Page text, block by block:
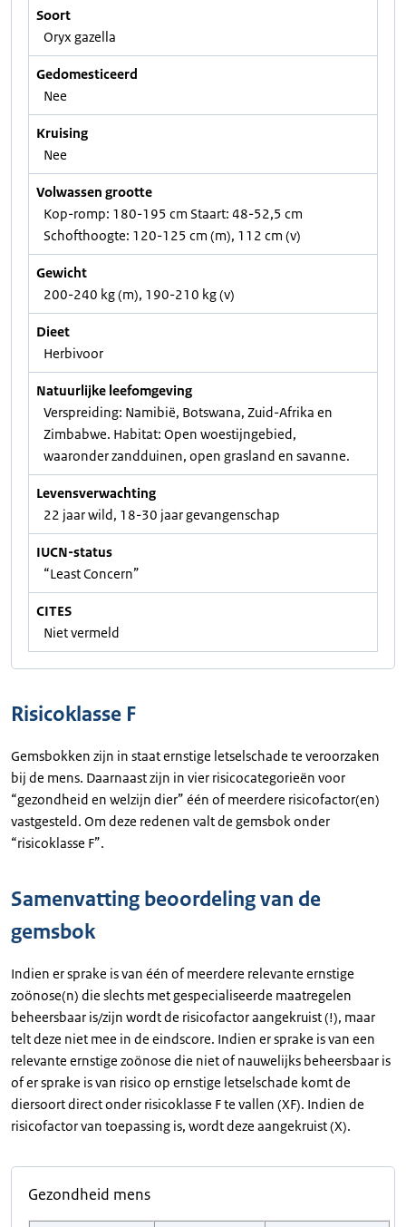
Soort
Oryx gazella
Gedomesticeerd
Nee
Kruising
Nee
Volwassen grootte
Kop-romp: 180-195 cm Staart: 48-52,5 cm
Schofthoogte: 120-125 cm (m), 112 cm (v)
Gewicht
200-240 kg (m), 190-210 kg (v)
Dieet
Herbivoor
Natuurlijke leefomgeving
Verspreiding: Namibië, Botswana, Zuid-Afrika en
Zimbabwe. Habitat: Open woestijngebied,
waaronder zandduinen, open grasland en savanne.
Levensverwachting
22 jaar wild, 18-30 jaar gevangenschap
IUCN-status
“Least Concern”
CITES
Niet vermeld
Risicoklasse F
Gemsbokken zijn in staat ernstige letselschade te veroorzaken
bij de mens. Daarnaast zijn in vier risicocategorieën voor
“gezondheid en welzijn dier” één of meerdere risicofactor(en)
vastgesteld. Om deze redenen valt de gemsbok onder
“risicoklasse F”.
Samenvatting beoordeling van de
gemsbok
Indien er sprake is van één of meerdere relevante ernstige
zoönose(n) die slechts met gespecialiseerde maatregelen
beheersbaar is/zijn wordt de risicofactor aangekruist (!), maar
telt deze niet mee in de eindscore. Indien er sprake is van een
relevante ernstige zoönose die niet of nauwelijks beheersbaar is
of er sprake is van risico op ernstige letselschade komt de
diersoort direct onder risicoklasse F te vallen (XF). Indien de
risicofactor van toepassing is, wordt deze aangekruist (X).
Gezondheid mens